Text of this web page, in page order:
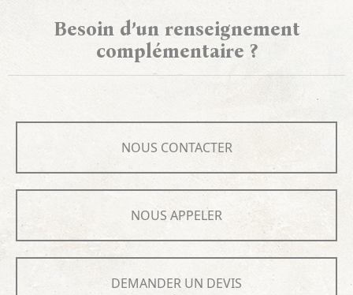
Besoin d’un renseignement
complémentaire ?
NOUS CONTACTER
NOUS APPELER
DEMANDER UN DEVIS